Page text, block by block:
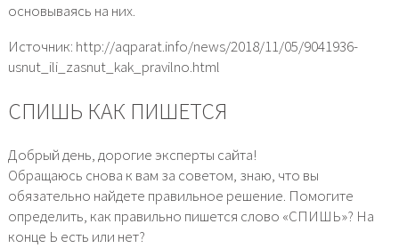
основываясь на них.
Источник: http://aqparat.info/news/2018/11/05/9041936-
usnut_ili_zasnut_kak_pravilno.html
СПИШЬ КАК ПИШЕТСЯ
Добрый день, дорогие эксперты сайта!
Обращаюсь снова к вам за советом, знаю, что вы
обязательно найдете правильное решение. Помогите
определить, как правильно пишется слово «СПИШЬ»? На
конце Ь есть или нет?